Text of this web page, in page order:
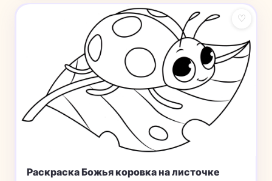
♡
Раскраска Божья коровка на листочке